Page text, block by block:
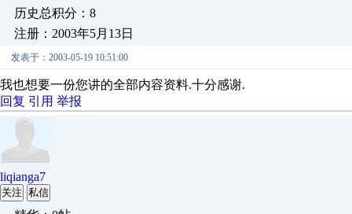
历史总积分：8
注册：2003年5月13日
发表于：2003-05-19 10:51:00
我也想要一份您讲的全部内容资料.十分感谢.
回复 引用 举报
liqianga7
关注 私信